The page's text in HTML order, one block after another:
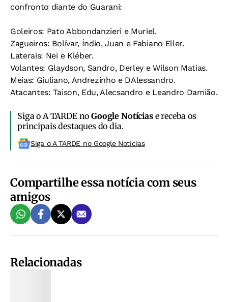
confronto diante do Guarani:
Goleiros: Pato Abbondanzieri e Muriel.
Zagueiros: Bolívar, Índio, Juan e Fabiano Eller.
Laterais: Nei e Kléber.
Volantes: Glaydson, Sandro, Derley e Wilson Matias.
Meias: Giuliano, Andrezinho e DAlessandro.
Atacantes: Taison, Edu, Alecsandro e Leandro Damião.
Siga o A TARDE noGoogle Notíciase receba os
principais destaques do dia.
Siga o A TARDE no Google Noticias
Compartilhe essa notícia com seus
amigos
Relacionadas